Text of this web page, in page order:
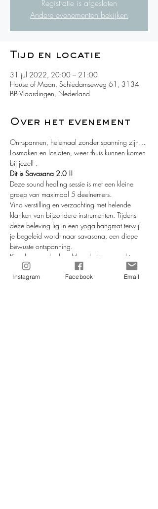
Registratie is afgesloten
Andere evenementen bekijken
Tijd en locatie
31 jul 2022, 20:00 – 21:00
House of Maan, Schiedamseweg 61, 3134
BB Vlaardingen, Nederland
Over het evenement
Ont-spannen, helemaal zonder spanning zijn…
Losmaken en loslaten, weer thuis kunnen komen
bij jezelf .
Dit is Savasana 2.0 !!
Deze sound healing sessie is met een kleine
groep van maximaal 5 deelnemers.
Vind verstilling en verzachting met helende
klanken van bijzondere instrumenten. Tijdens
deze beleving lig in een yoga-hangmat terwijl
je begeleid wordt naar savasana, een diepe
bewuste ontspanning.
Kom los van de dagelijkse drukte en voel jouw
vrijheid. Afgestemd op de groep en het moment
neemt Mor Elmora je mee in een geleide
Instagram Facebook Email